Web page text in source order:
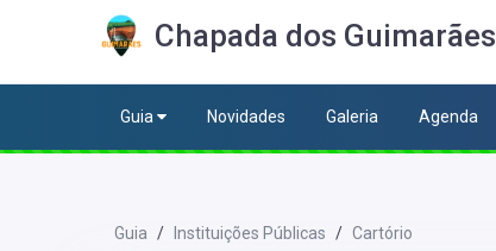
Chapada dos Guimarães
Guia Novidades Galeria Agenda
Guia Instituições Públicas Cartório